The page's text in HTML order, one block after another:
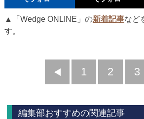
▲「Wedge ONLINE」の新着記事など
す。
前
1 2 3
編集部おすすめの関連記事